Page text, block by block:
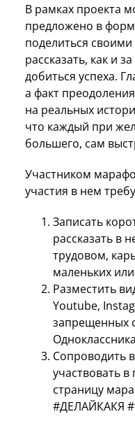
В рамках проекта
предложено в
поделиться
рассказать, как и
добиться успеха.
а факт
на реальных
что каждый при
большего, сам
Участником
участия в нем
Записать
рассказать в
трудовом,
маленьких
Разместить
Youtube,
запрещенных
Сопроводить
участвовать
страницу
#ДЕЛАЙКАКЯ